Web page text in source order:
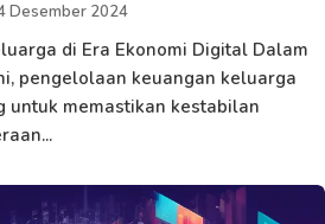
Desember 2024
di Era Ekonomi Digital Dalam
pengelolaan keuangan keluarga
untuk memastikan kestabilan